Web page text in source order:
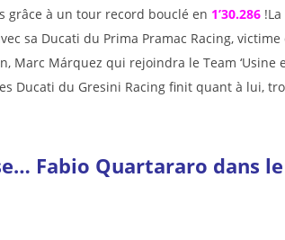
à un tour record bouclé en 1’30.286
sa Ducati du Prima Pramac Racing,
Marc Márquez qui rejoindra le Team ‘Usine
Ducati du Gresini Racing finit quant à lui,
Fabio Quartararo dans le